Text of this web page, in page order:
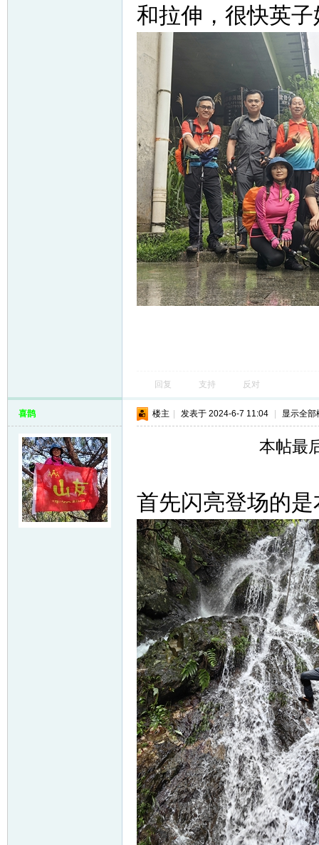
和拉伸，很快英
回复 支持 反对
喜鹊 楼主 发表于 2024-6-7 11:04 显示全部
本帖最
首先闪亮登场的